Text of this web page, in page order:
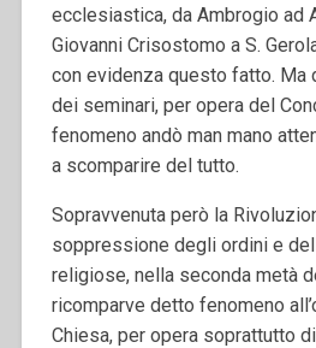
ecclesiastica, da Ambrogio ad
Giovanni Crisostomo a S.
con evidenza questo fatto. Ma
dei seminari, per opera del
fenomeno andò man mano
a scomparire del tutto.
Sopravvenuta però la
soppressione degli ordini e
religiose, nella seconda metà
ricomparve detto fenomeno
Chiesa, per opera soprattutto